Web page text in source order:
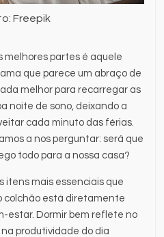
Freepik
melhores partes é aquele
que parece um abraço de
melhor para recarregar as
noite de sono, deixando a
cada minuto das férias.
a nos perguntar: será que
todo para a nossa casa?
itens mais essenciais que
colchão está diretamente
estar. Dormir bem reflete no
produtividade do dia